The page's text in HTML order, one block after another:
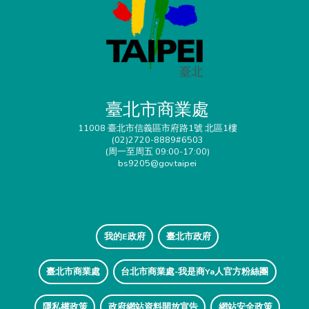
臺北市商業處
11008 臺北市信義區市府路1號 北區1樓
(02)2720-8889#6503
(周一至周五 09:00-17:00)
bs9205@gov.taipei
我的E政府 臺北市政府
臺北市商業處 台北市商業處-我是商Ya人官方粉絲團